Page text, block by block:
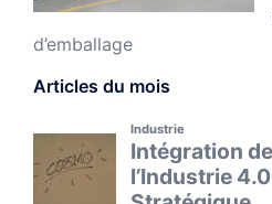
d’emballage
Articles du mois